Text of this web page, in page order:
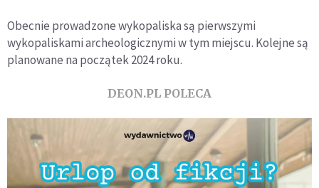
Obecnie prowadzone wykopaliska są pierwszymi
wykopaliskami archeologicznymi w tym miejscu. Kolejne są
planowane na początek 2024 roku.
DEON.PL POLECA